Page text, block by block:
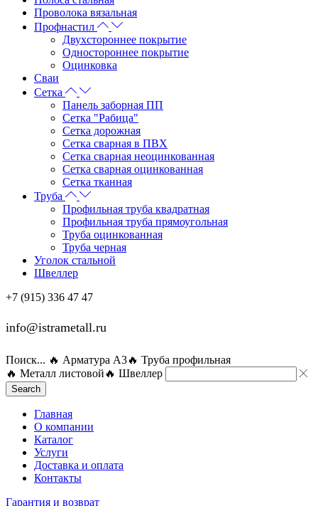
Проволока вязальная
Профнастил
Двухстороннее покрытие
Одностороннее покрытие
Оцинковка
Сваи
Сетка
Панель заборная ПП
Сетка "Рабица"
Сетка дорожная
Сетка сварная в ПВХ
Сетка сварная неоцинкованная
Сетка сварная оцинкованная
Сетка тканная
Труба
Профильная труба квадратная
Профильная труба прямоугольная
Труба оцинкованная
Труба черная
Уголок стальной
Швеллер
+7 (915) 336 47 47
info@istrametall.ru
Поиск... 🔥 Арматура А3🔥 Труба профильная
🔥 Металл листовой 🔥 Швеллер
Search
Главная
О компании
Каталог
Услуги
Доставка и оплата
Контакты
Гарантия и возврат